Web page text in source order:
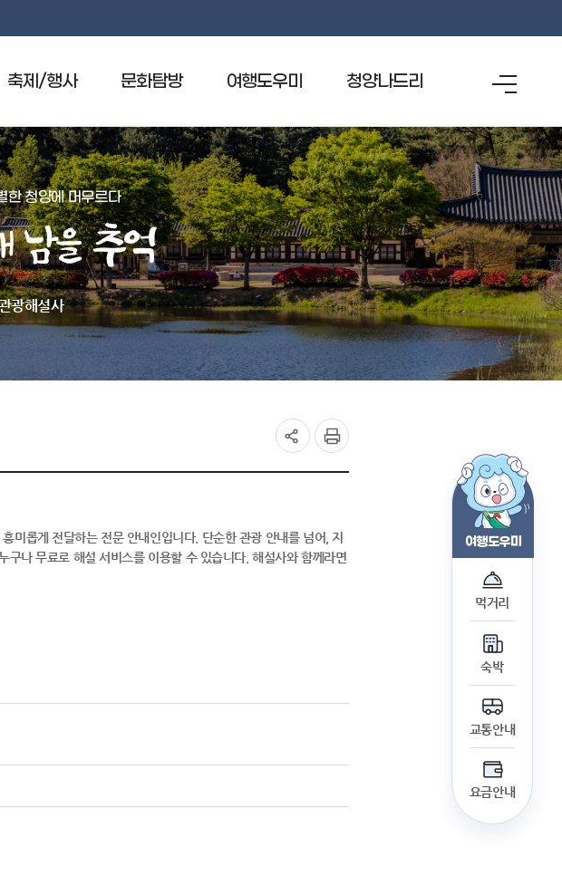
메
뉴
축제/행사 문화탐방
국보
보물
국가민속유산
천연기념물
유형문화유산
무형유산
기념물
민속문화유산
여행도우미
관광안내전화 1330
관광안내지도
청양의 먹거리
위생등급 지정업소
숙박
재래시장
특산품
관광홍보물신청
문화관광해설사
무장애 관광지 안내
청양나드리
청양나드리
한 청양에 머무르다
광해설사
미롭게 전달하는 전문 안내인입니다. 단순한 관광 안내를 넘어, 지
나 무료로 해설 서비스를 이용할 수 있습니다. 해설사와 함께라면
여행도우미
먹거리
숙박
교통안내
요금안내